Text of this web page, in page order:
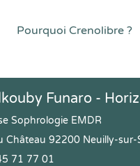
Pourquoi Crenolibre ?
Funaro -
Sophrologie EMDR
Château 92200 Neuilly-sur-
71 77 01